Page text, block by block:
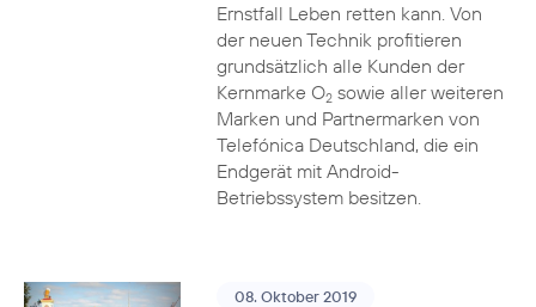
Ernstfall Leben retten kann. Von
der neuen Technik profitieren
grundsätzlich alle Kunden der
Kernmarke O2sowie aller weiteren
Marken und Partnermarken von
Telefónica Deutschland, die ein
Endgerät mit Android-
Betriebssystem besitzen.
08. Oktober 2019